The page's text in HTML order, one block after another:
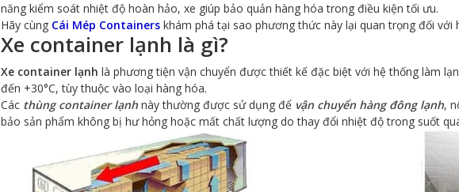
năng kiểm soát nhiệt độ hoàn hảo, xe giúp bảo quản hàng hóa trong điều kiện tối ưu.
Hãy cùng Cái Mép Containers khám phá tại sao phương thức này lại quan trọng đối với
Xe container lạnh là gì?
Xe container lạnh là phương tiện vận chuyển được thiết kế đặc biệt với hệ thống làm
đến +30°C, tùy thuộc vào loại hàng hóa.
Các thùng container lạnh này thường được sử dụng để vận chuyển hàng đông lạnh,
bảo sản phẩm không bị hư hỏng hoặc mất chất lượng do thay đổi nhiệt độ trong suốt